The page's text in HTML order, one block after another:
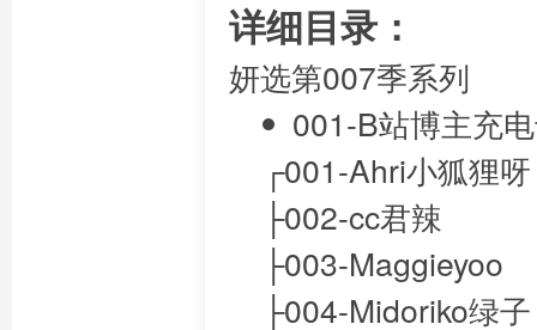
详细目录：
妍选第007季系列
001-B站博主充
┌001-Ahri小狐狸呀
├002-cc君辣
├003-Maggieyoo
├004-Midoriko绿子